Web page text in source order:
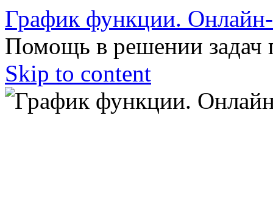
График функции.
Помощь в решении задач
Skip to content